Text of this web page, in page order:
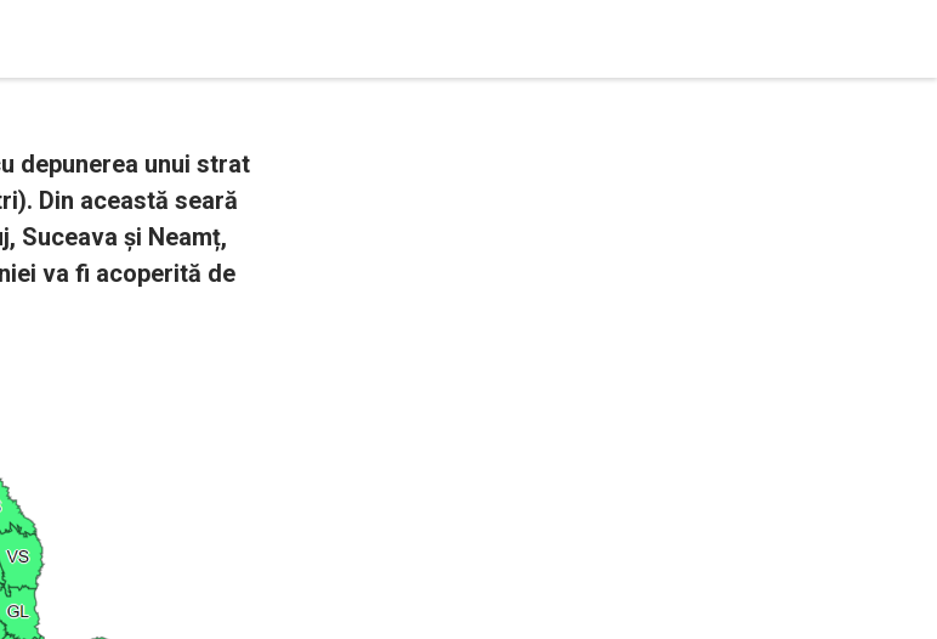
depunerea unui strat
Din această seară
Suceava și Neamț,
va fi acoperită de